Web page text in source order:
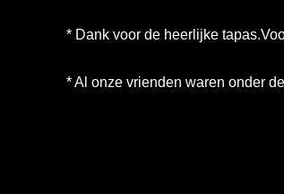
* Dank voor de heerlijke
* Al onze vrienden waren onder